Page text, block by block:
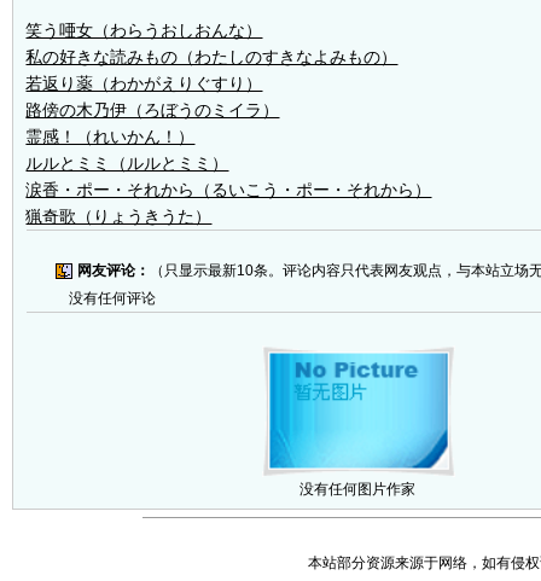
笑う唖女（わらうおしおんな）
私の好きな読みもの（わたしのすきなよみもの）
若返り薬（わかがえりぐすり）
路傍の木乃伊（ろぼうのミイラ）
霊感！（れいかん！）
ルルとミミ（ルルとミミ）
涙香・ポー・それから（るいこう・ポー・それから）
猟奇歌（りょうきうた）
网友评论：
（只显示最新10条。评论内容只代表网友观点，与本站立场
没有任何评论
没有任何图片作家